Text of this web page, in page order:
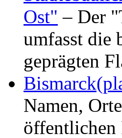
Ost" – Der
umfasst die
geprägten
Namen,
öffentlichen